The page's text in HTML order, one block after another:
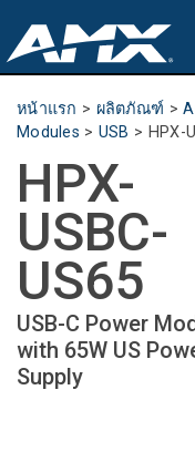
ผลิตภัณฑ์
Partners
ที่ซื้อสินค้า
การฝึกอบรม
การสนับสนุน
หน้าแรก > ผลิตภัณฑ์ >
Modules > USB > HPX-
HPX-
USBC-
US65
USB-C Power
with 65W US
Supply